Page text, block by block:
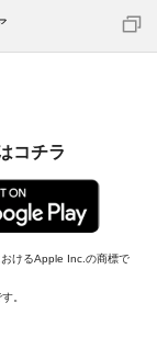
コチラ
けるApple Inc.の商標で
。